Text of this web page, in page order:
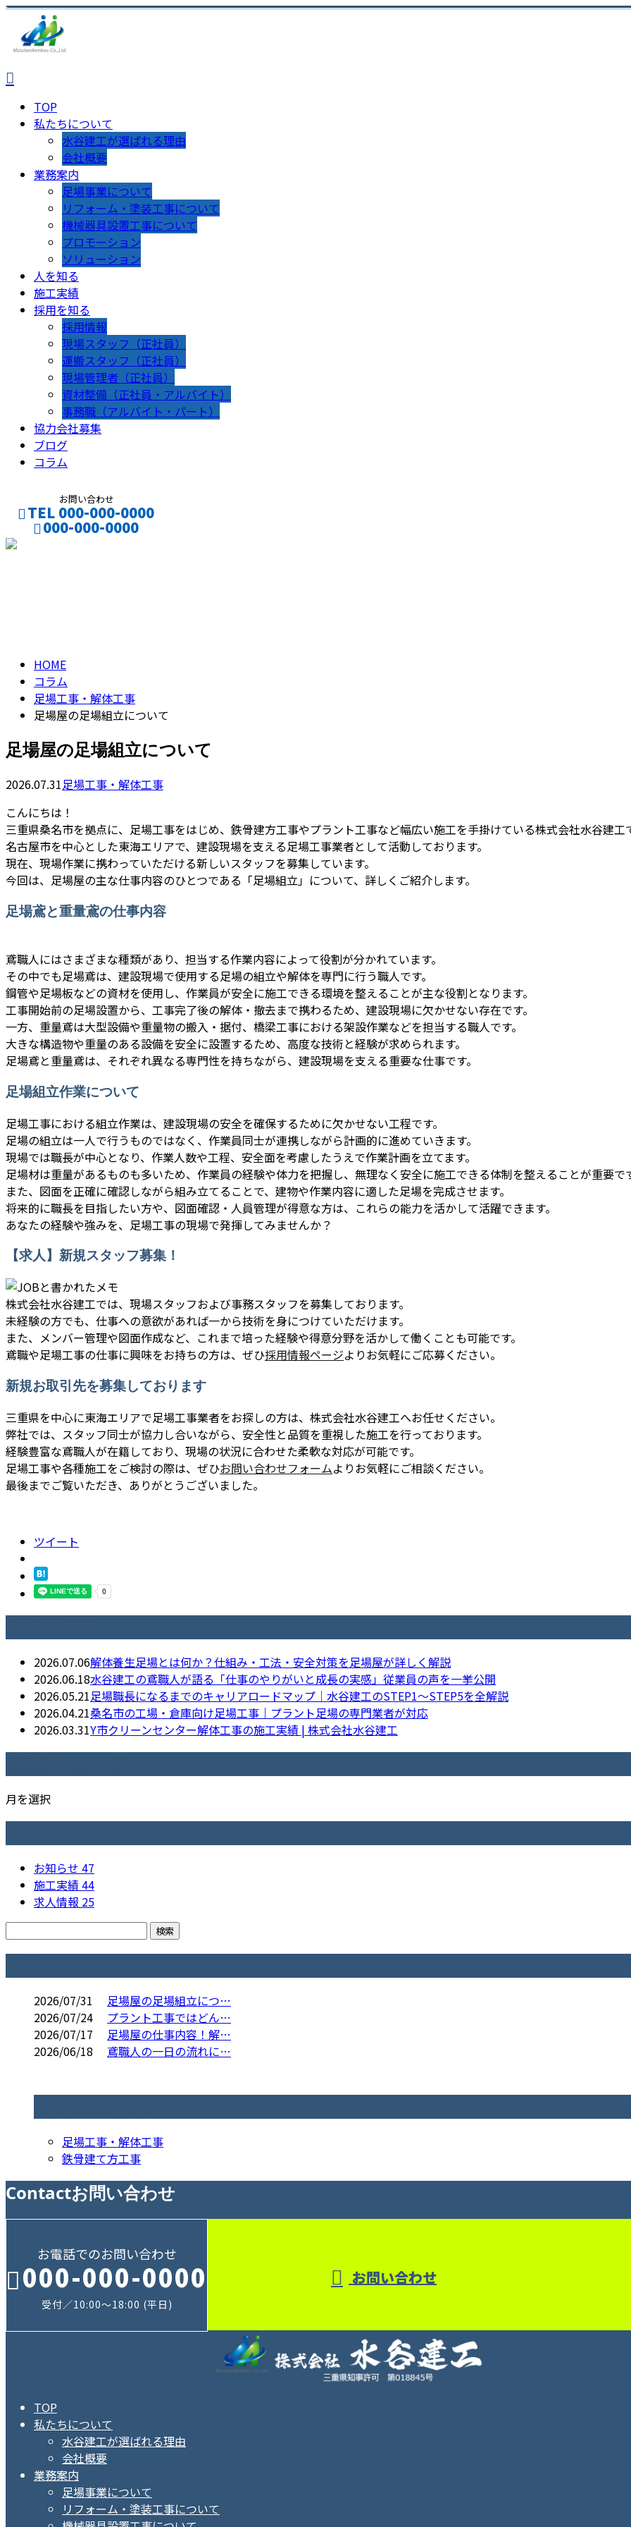
TOP
私たちについて
水谷建工が選ばれる理由
会社概要
業務案内
足場事業について
リフォーム・塗装工事について
機械器具設置工事について
プロモーション
ソリューション
人を知る
施工実績
採用を知る
採用情報
現場スタッフ（正社員）
運搬スタッフ（正社員）
現場管理者（正社員）
資材整備（正社員・アルバイト）
事務職（アルバイト・パート）
協力会社募集
ブログ
コラム
お問い合わせ
TEL 000-000-0000
000-000-0000
HOME
コラム
足場工事・解体工事
足場屋の足場組立について
足場屋の足場組立について
2026.07.31足場工事・解体工事
こんにちは！
三重県桑名市を拠点に、足場工事をはじめ、鉄骨建方工事やプラント工事など幅広い施工を手掛けている株式会社水谷建工
名古屋市を中心とした東海エリアで、建設現場を支える足場工事業者として活動しております。
現在、現場作業に携わっていただける新しいスタッフを募集しています。
今回は、足場屋の主な仕事内容のひとつである「足場組立」について、詳しくご紹介します。
足場鳶と重量鳶の仕事内容
鳶職人にはさまざまな種類があり、担当する作業内容によって役割が分かれています。
その中でも足場鳶は、建設現場で使用する足場の組立や解体を専門に行う職人です。
鋼管や足場板などの資材を使用し、作業員が安全に施工できる環境を整えることが主な役割となります。
工事開始前の足場設置から、工事完了後の解体・撤去まで携わるため、建設現場に欠かせない存在です。
一方、重量鳶は大型設備や重量物の搬入・据付、橋梁工事における架設作業などを担当する職人です。
大きな構造物や重量のある設備を安全に設置するため、高度な技術と経験が求められます。
足場鳶と重量鳶は、それぞれ異なる専門性を持ちながら、建設現場を支える重要な仕事です。
足場組立作業について
足場工事における組立作業は、建設現場の安全を確保するために欠かせない工程です。
足場の組立は一人で行うものではなく、作業員同士が連携しながら計画的に進めていきます。
現場では職長が中心となり、作業人数や工程、安全面を考慮したうえで作業計画を立てます。
足場材は重量があるものも多いため、作業員の経験や体力を把握し、無理なく安全に施工できる体制を整えることが重要で
また、図面を正確に確認しながら組み立てることで、建物や作業内容に適した足場を完成させます。
将来的に職長を目指したい方や、図面確認・人員管理が得意な方は、これらの能力を活かして活躍できます。
あなたの経験や強みを、足場工事の現場で発揮してみませんか？
【求人】新規スタッフ募集！
株式会社水谷建工では、現場スタッフおよび事務スタッフを募集しております。
未経験の方でも、仕事への意欲があれば一から技術を身につけていただけます。
また、メンバー管理や図面作成など、これまで培った経験や得意分野を活かして働くことも可能です。
鳶職や足場工事の仕事に興味をお持ちの方は、ぜひ採用情報ページよりお気軽にご応募ください。
新規お取引先を募集しております
三重県を中心に東海エリアで足場工事業者をお探しの方は、株式会社水谷建工へお任せください。
弊社では、スタッフ同士が協力し合いながら、安全性と品質を重視した施工を行っております。
経験豊富な鳶職人が在籍しており、現場の状況に合わせた柔軟な対応が可能です。
足場工事や各種施工をご検討の際は、ぜひお問い合わせフォームよりお気軽にご相談ください。
最後までご覧いただき、ありがとうございました。
ツイート
2026.07.06解体養生足場とは何か？仕組み・工法・安全対策を足場屋が詳しく解説
2026.06.18水谷建工の鳶職人が語る「仕事のやりがいと成長の実感」従業員の声を一挙公開
2026.05.21足場職長になるまでのキャリアロードマップ｜水谷建工のSTEP1〜STEP5を全解説
2026.04.21桑名市の工場・倉庫向け足場工事｜プラント足場の専門業者が対応
2026.03.31Y市クリーンセンター解体工事の施工実績 | 株式会社水谷建工
月を選択
お知らせ 47
施工実績44
求人情報 25
2026/07/31
足場屋の足場組立につ…
2026/07/24
プラント工事ではどん…
2026/07/17
足場屋の仕事内容！解…
2026/06/18
鳶職人の一日の流れに…
足場工事・解体工事
鉄骨建て方工事
Contactお問い合わせ
お電話でのお問い合わせ
000-000-0000
受付／10:00～18:00 (平日)
お問い合わせ
TOP
私たちについて
水谷建工が選ばれる理由
会社概要
業務案内
足場事業について
リフォーム・塗装工事について